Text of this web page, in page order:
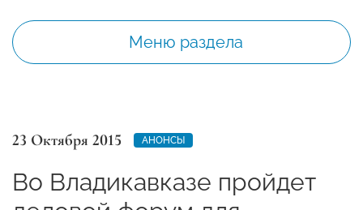
Меню раздела
23 Октября 2015 АНОНСЫ
Во Владикавказе пройдет